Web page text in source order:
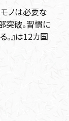
ノは必要な
突破。習慣に
。』は12カ国